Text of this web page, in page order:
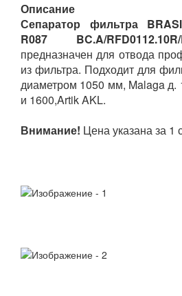
Описание
Сепаратор фильтра
R087 BC.A/RFD0112.10R/
предназначен для отвода
из фильтра. Подходит для
диаметром 1050 мм, Malaga д.
и 1600,Artik AKL.
Внимание! Цена указана за 1